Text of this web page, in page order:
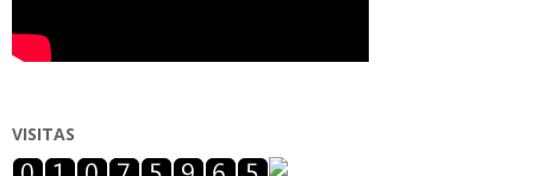
VISITAS